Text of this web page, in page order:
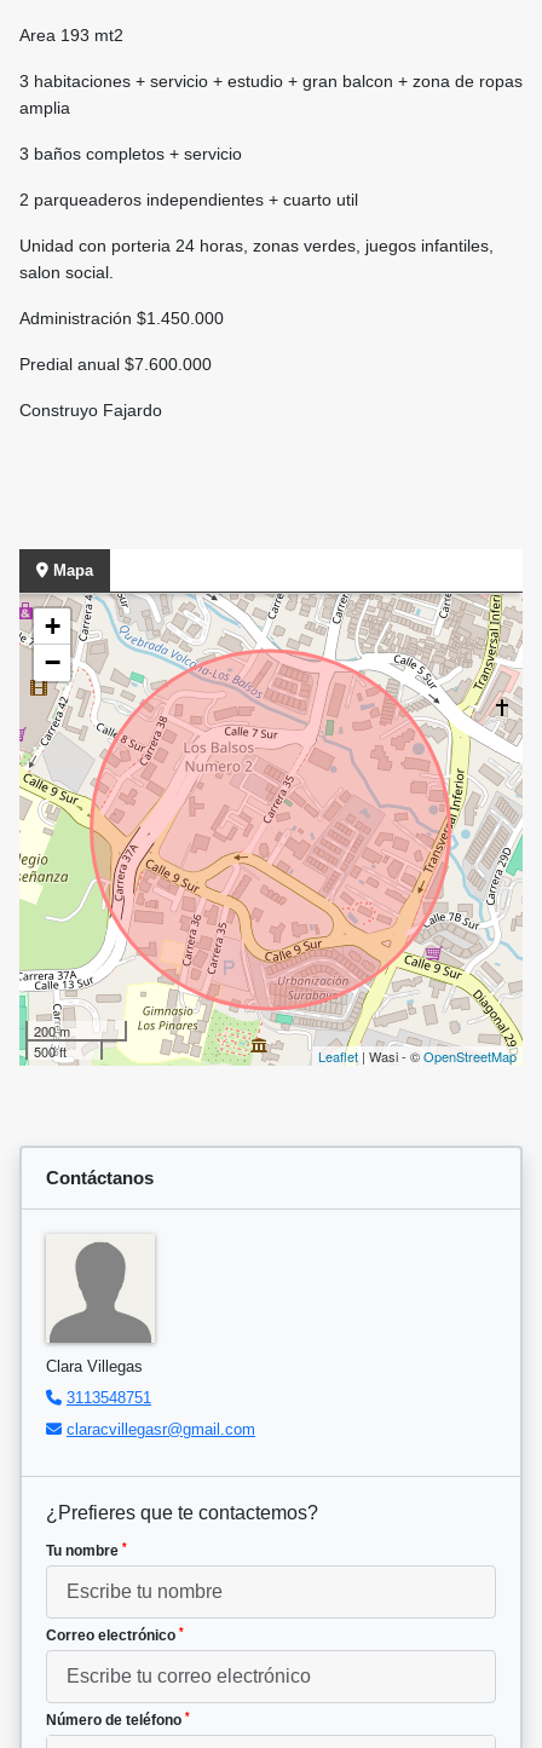
Area 193 mt2
3 habitaciones + servicio + estudio + gran balcon + zona de ropas
amplia
3 baños completos + servicio
2 parqueaderos independientes + cuarto util
Unidad con porteria 24 horas, zonas verdes, juegos infantiles,
salon social.
Administración $1.450.000
Predial anual $7.600.000
Construyo Fajardo
Mapa
+
−
200 m
500 ft
Leaflet | Wasi - ©OpenStreetMap
Contáctanos
Clara Villegas
3113548751
claracvillegasr@gmail.com
¿Prefieres que te contactemos?
Tu nombre *
Correo electrónico *
Número de teléfono *